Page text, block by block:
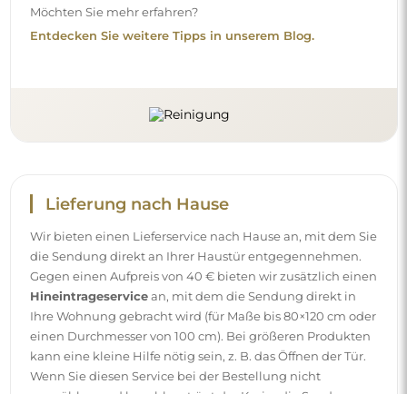
Wenn Sie diesen Service bei der Bestellung nicht
auswählen und bezahlen, trägt der Kurier die Sendung
Anleitungen
Damit die Montage und die Nutzung unseres Spiegels
einfach und problemlos sind, haben wir für Sie
ausführliche Anleitungen vorbereitet. Darin finden Sie alle
Schritte, die für die korrekte Montage des Spiegels
erforderlich sind, sowie Tipps zu seiner Pflege, Reinigung
und Instandhaltung, damit Sie sich lange an seinem